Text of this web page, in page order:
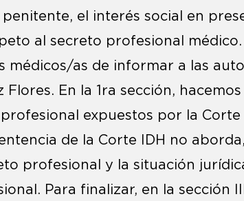
el interés social en
al secreto profesional
médicos/as de informar a las
Flores. En la 1ra sección,
expuestos por la Corte
de la Corte IDH no
profesional y la situación
Para finalizar, en la sección